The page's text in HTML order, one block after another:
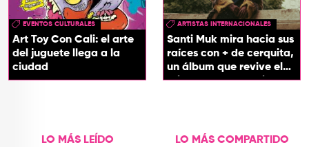
EVENTOS CULTURALES
Art Toy Con Cali: el arte
del juguete llega a la
ciudad
ARTISTAS INTERNACIONALES
Santi Muk mira hacia sus
raíces con + de cerquita,
un álbum que revive el
origen de sus canciones
LO MÁS LEÍDO LO MÁS COMPARTIDO